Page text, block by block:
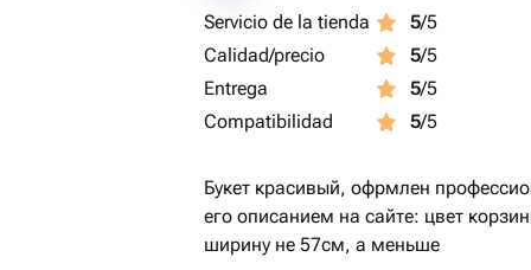
лейку).
— Важно! Не заливайте коробку —
Если вы получите французские
вытащить их из коробки,
количеством воды, т. к. В губке им
Удаляйте увядшие цветы
— Сразу убирайте засохшие бутоны
— Это сохранит свежесть остальных
Servicio de la tienda 5/5
Calidad/precio
5/5
Entrega
5/5
Compatibilidad
5/5
Букет красивый, офрмлен
его описанием на сайте: цвет
ширину не 57см, а меньше